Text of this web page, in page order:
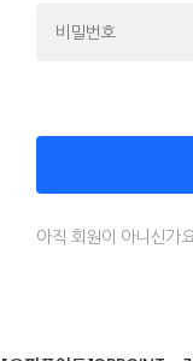
아직 회원이 아니신가